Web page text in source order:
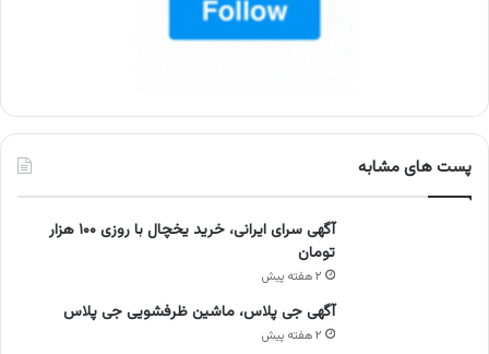
پست های مشابه
آگهی سرای ایرانی، خرید یخچال با روزی ۱۰۰ هزار
تومان
۲ هفته پیش
آگهی جی پلاس، ماشین ظرفشویی جی پلاس
۲ هفته پیش